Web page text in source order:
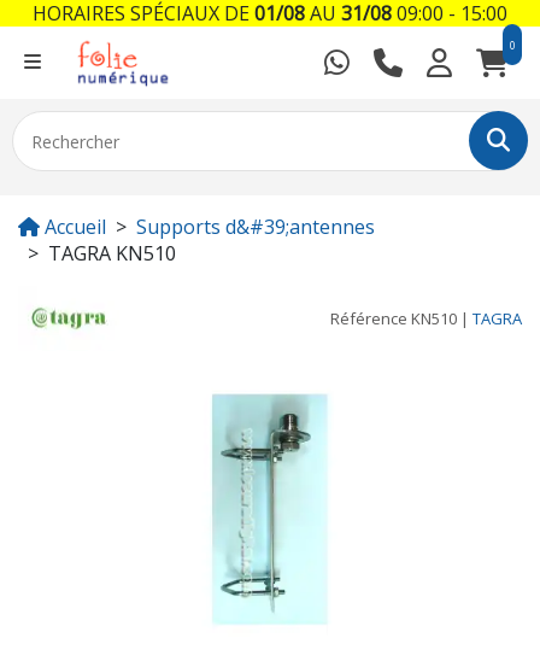
0
Accueil
Supports d&#39;antennes
TAGRA KN510
Référence KN510 | TAGRA
HORAIRES SPÉCIAUX DE01/08AU 31/0809:00 - 15:00